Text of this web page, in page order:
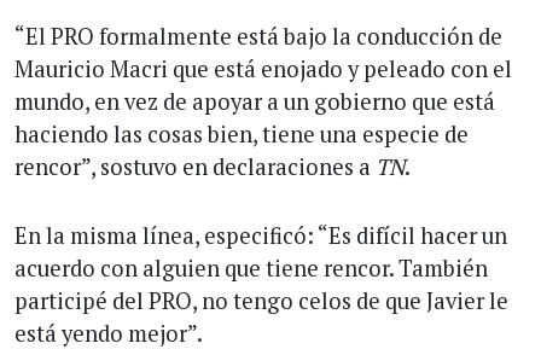
“El PRO formalmente está bajo la conducción de
Mauricio Macri que está enojado y peleado con el
mundo, en vez de apoyar a un gobierno que está
haciendo las cosas bien, tiene una especie de
rencor”, sostuvo en declaraciones a TN.
En la misma línea, especificó: “Es difícil hacer un
acuerdo con alguien que tiene rencor. También
participé del PRO, no tengo celos de que Javier le
está yendo mejor”.